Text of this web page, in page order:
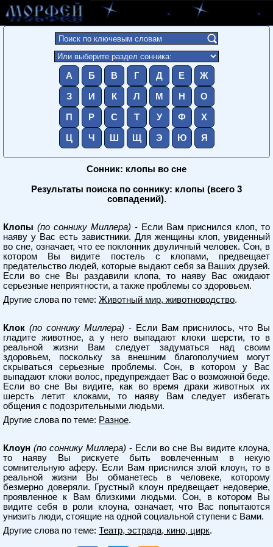
А Б В Г Д Е Ж
З И К Л М Н О
П Р С Т У Ф Х
Ц Ч Ш Щ Э Ю Я
Сонник: клопы во сне
Результаты поиска по соннику: клопы (всего 3
совпадений).
Клопы (по соннику Миллера) - Если Вам приснился клоп, то
наяву у Вас есть завистники. Для женщины клоп, увиденный
во сне, означает, что ее поклонник двуличный человек. Сон, в
котором Вы видите постель с клопами, предвещает
предательство людей, которые выдают себя за Ваших друзей.
Если во сне Вы раздавили клопа, то наяву Вас ожидают
серьезные неприятности, а также проблемы со здоровьем.
Другие слова по теме: Животный мир, животноводство.
Клок (по соннику Миллера) - Если Вам приснилось, что Вы
гладите животное, а у него выпадают клоки шерсти, то в
реальной жизни Вам следует задуматься над своим
здоровьем, поскольку за внешним благополучием могут
скрываться серьезные проблемы. Сон, в котором у Вас
выпадают клоки волос, предупреждает Вас о возможной беде.
Если во сне Вы видите, как во время драки животных их
шерсть летит клоками, то наяву Вам следует избегать
общения с подозрительными людьми.
Другие слова по теме: Разное.
Клоун (по соннику Миллера) - Если во сне Вы видите клоуна,
то наяву Вы рискуете быть вовлеченным в некую
сомнительную аферу. Если Вам приснился злой клоун, то в
реальной жизни Вы обманетесь в человеке, которому
безмерно доверяли. Грустный клоун предвещает недоверие,
проявленное к Вам близкими людьми. Сон, в котором Вы
видите себя в роли клоуна, означает, что Вас попытаются
унизить люди, стоящие на одной социальной ступени с Вами.
Другие слова по теме: Театр, эстрада, кино, цирк.